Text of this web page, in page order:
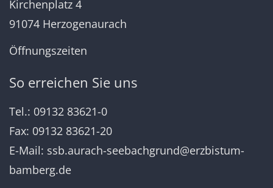
Kirchenplatz 4
91074 Herzogenaurach
Öffnungszeiten
So erreichen Sie uns
Tel.: 09132 83621-0
Fax: 09132 83621-20
E-Mail: ssb.aurach-seebachgrund@erzbistum-
bamberg.de